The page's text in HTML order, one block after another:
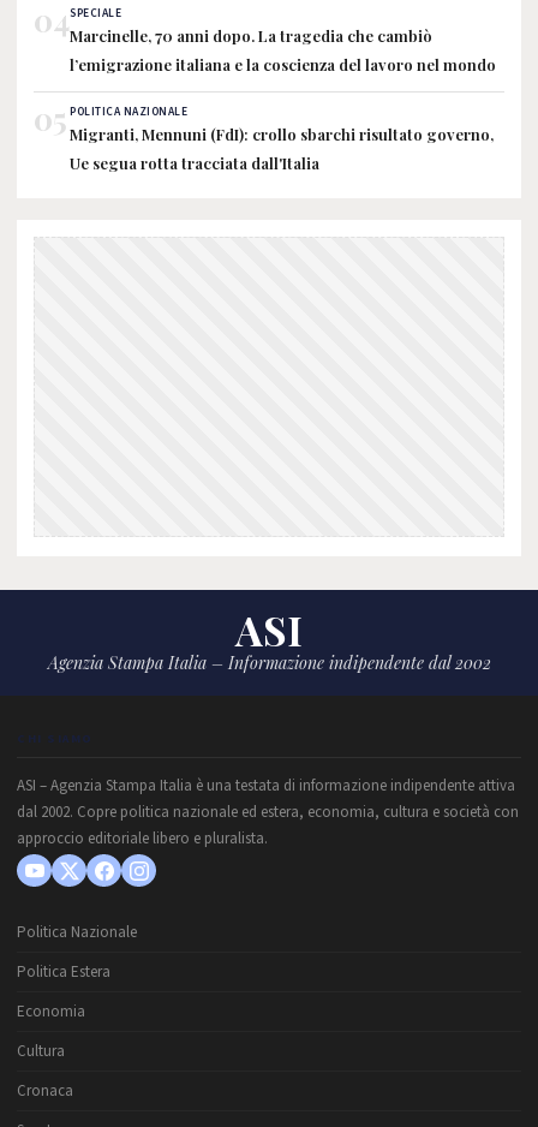
04SPECIALE
Marcinelle, 70 anni dopo. La tragedia che cambiò
l’emigrazione italiana e la coscienza del lavoro nel mondo
05 POLITICA NAZIONALE
Migranti, Mennuni (FdI): crollo sbarchi risultato governo,
Ue segua rotta tracciata dall'Italia
ASI
Agenzia Stampa Italia – Informazione indipendente dal 2002
CHI SIAMO
ASI – Agenzia Stampa Italia è una testata di informazione indipendente attiva
dal 2002. Copre politica nazionale ed estera, economia, cultura e società con
approccio editoriale libero e pluralista.
Politica Nazionale
Politica Estera
Economia
Cultura
Cronaca